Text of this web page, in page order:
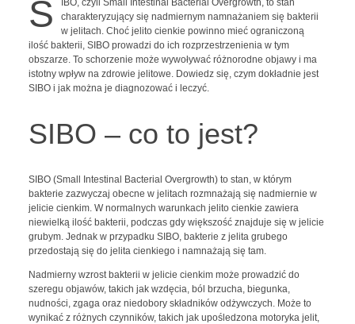
S
IBO, czyli Small Intestinal Bacterial Overgrowth, to stan
charakteryzujący się nadmiernym namnażaniem się bakterii
w jelitach. Choć jelito cienkie powinno mieć ograniczoną
ilość bakterii, SIBO prowadzi do ich rozprzestrzenienia w tym
obszarze. To schorzenie może wywoływać różnorodne objawy i ma
istotny wpływ na zdrowie jelitowe. Dowiedz się, czym dokładnie jest
SIBO i jak można je diagnozować i leczyć.
SIBO – co to jest?
SIBO (Small Intestinal Bacterial Overgrowth) to stan, w którym
bakterie zazwyczaj obecne w jelitach rozmnażają się nadmiernie w
jelicie cienkim. W normalnych warunkach jelito cienkie zawiera
niewielką ilość bakterii, podczas gdy większość znajduje się w jelicie
grubym. Jednak w przypadku SIBO, bakterie z jelita grubego
przedostają się do jelita cienkiego i namnażają się tam.
Nadmierny wzrost bakterii w jelicie cienkim może prowadzić do
szeregu objawów, takich jak wzdęcia, ból brzucha, biegunka,
nudności, zgaga oraz niedobory składników odżywczych. Może to
wynikać z różnych czynników, takich jak upośledzona motoryka jelit,